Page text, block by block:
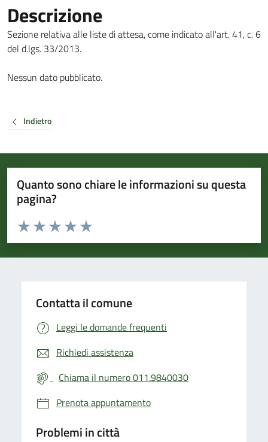
Descrizione
Sezione relativa alle liste di attesa, come indicato all'art. 41, c. 6
del d.lgs. 33/2013.
Nessun dato pubblicato.
Indietro
Quanto sono chiare le informazioni su questa
pagina?
Valuta da 1 a 5 stelle la pagina
Valuta 5 stelle su 5
Valuta 4 stelle su 5
Valuta 3 stelle su 5
Valuta 2 stelle su 5
Valuta 1 stelle su 5
Contatta il comune
Leggi le domande frequenti
Richiedi assistenza
Chiama il numero 011.9840030
Prenota appuntamento
Problemi in città